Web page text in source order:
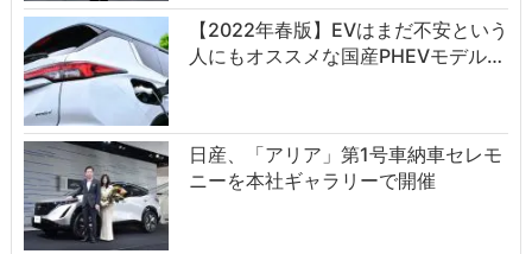
【2022年春版】EVはまだ不安という
人にもオススメな国産PHEVモデル…
日産、「アリア」第1号車納車セレモ
ニーを本社ギャラリーで開催